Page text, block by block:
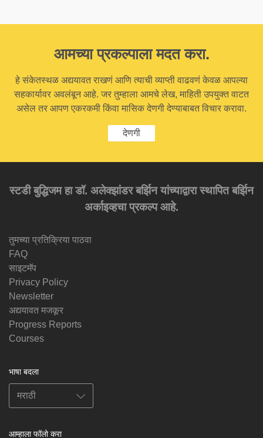
आमच्या प्रकल्पाला मदत करा.
हे संकेतस्थळ अद्ययावत राखणं आणि त्याची व्याप्ती वाढवणं केवळ आपल्या
सहकार्यावर अवलंबून आहे. जर तुम्हाला आमचे लेख, माहिती उपयुक्त वाटत
असेल तर आपण एकरकमी किंवा मासिक देणगी देण्याबाबत विचार करावा.
देणगी
स्टडी बुद्धिजम हा डॉ. अलेक्झांडर बर्झिन यांच्याद्वारा स्थापित बर्झिन
अर्काइव्हचा प्रकल्प आहे.
तुमच्या प्रतिक्रिया पाठवा
FAQ
साइटमॅप
Privacy Policy
Newsletter
अद्ययावत मजकूर
Progress Reports
Courses
भाषा बदला
आम्हाला फॉलो करा